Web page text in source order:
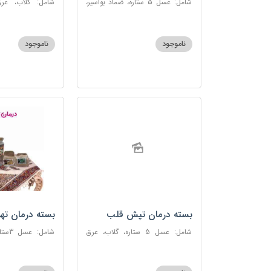
شامل: عسل 5 ستاره، ضماد بواسیر،
ناموجود
شامل: گلاب،
ناموجود
بسته درمان تپش قلب
شامل: عسل 5 ستاره، گلاب، عرق
بسته درمان